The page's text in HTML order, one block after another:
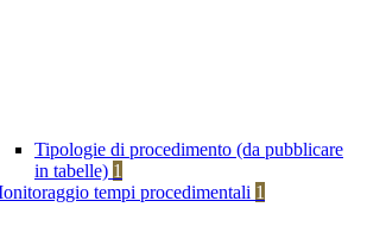
Tipologie di procedimento (da pubblicare
in tabelle) 1
tempi procedimentali 1